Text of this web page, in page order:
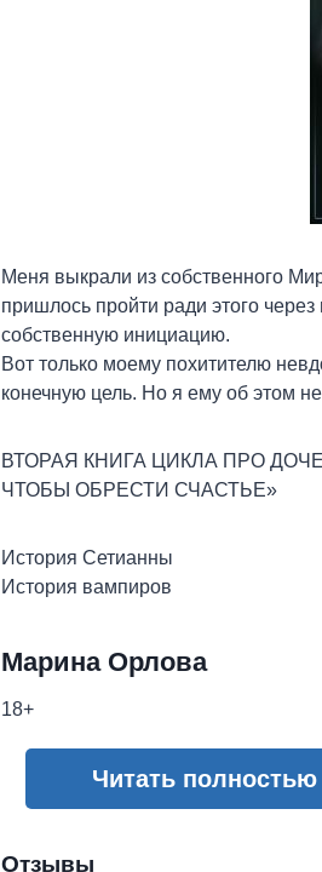
Меня выкрали из собственного
пришлось пройти ради этого
собственную инициацию.
Вот только моему похитителю
конечную цель. Но я ему об этом
ВТОРАЯ КНИГА ЦИКЛА ПРО
ЧТОБЫ ОБРЕСТИ СЧАСТЬЕ»
История Сетианны
История вампиров
Марина Орлова
18+
Читать полностью
Отзывы